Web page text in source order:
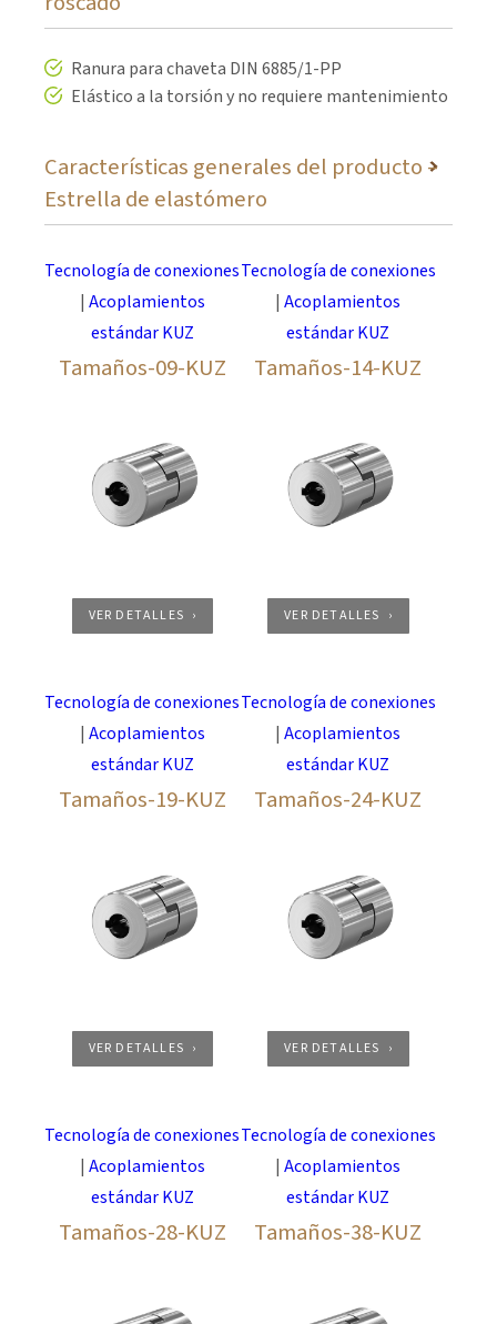
Ranura para chaveta DIN 6885/1-PP
Elástico a la torsión y no requiere mantenimiento
Características generales del producto –
Estrella de elastómero
Amortiguación media – alta
Excelente resistencia a la fatiga
Gama de temperatura: -20°C hasta +70°C |
reducido -30°C, hasta +100°C (Mx0,55)
Tecnología de conexiones
| Acoplamientos
estándar KUZ
Tamaños-09-KUZ
VER DETALLES
Tecnología de conexiones
|Acoplamientos
estándar KUZ
Tamaños-14-KUZ
VER DETALLES
Tecnología de conexiones
| Acoplamientos
estándar KUZ
Tamaños-19-KUZ
VER DETALLES
Tecnología de conexiones
|Acoplamientos
estándar KUZ
Tamaños-24-KUZ
VER DETALLES
Tecnología de conexiones
| Acoplamientos
estándar KUZ
Tamaños-28-KUZ
Tecnología de conexiones
|Acoplamientos
estándar KUZ
Tamaños-38-KUZ